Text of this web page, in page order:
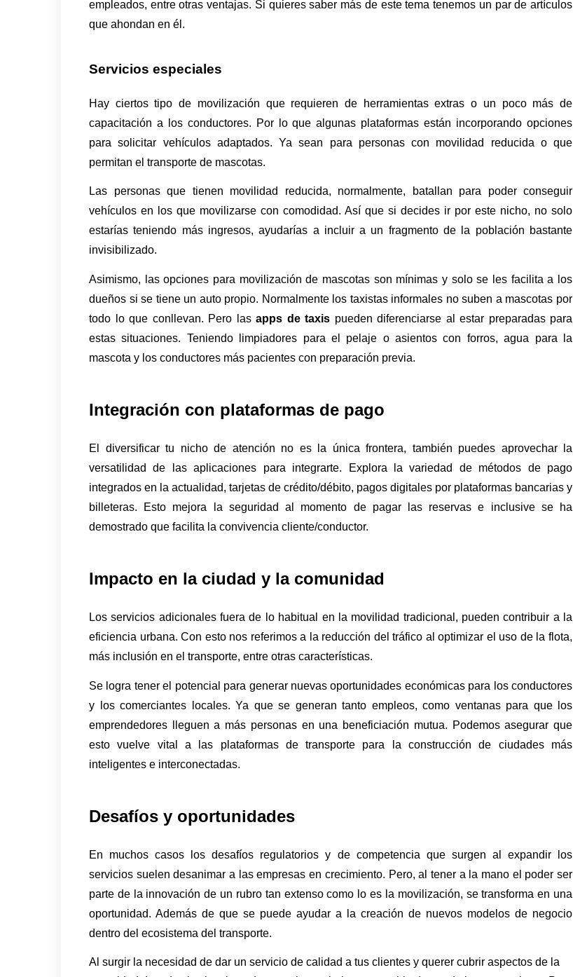
empleados, entre otras ventajas. Si quieres saber más de este tema tenemos un par de artículos
que ahondan en él.
Servicios especiales
Hay ciertos tipo de movilización que requieren de herramientas extras o un poco más de
capacitación a los conductores. Por lo que algunas plataformas están incorporando opciones
para solicitar vehículos adaptados. Ya sean para personas con movilidad reducida o que
permitan el transporte de mascotas.
Las personas que tienen movilidad reducida, normalmente, batallan para poder conseguir
vehículos en los que movilizarse con comodidad. Así que si decides ir por este nicho, no solo
estarías teniendo más ingresos, ayudarías a incluir a un fragmento de la población bastante
invisibilizado.
Asimismo, las opciones para movilización de mascotas son mínimas y solo se les facilita a los
dueños si se tiene un auto propio. Normalmente los taxistas informales no suben a mascotas por
todo lo que conllevan. Pero las apps de taxis pueden diferenciarse al estar preparadas para
estas situaciones. Teniendo limpiadores para el pelaje o asientos con forros, agua para la
mascota y los conductores más pacientes con preparación previa.
Integración con plataformas de pago
El diversificar tu nicho de atención no es la única frontera, también puedes aprovechar la
versatilidad de las aplicaciones para integrarte. Explora la variedad de métodos de pago
integrados en la actualidad, tarjetas de crédito/débito, pagos digitales por plataformas bancarias y
billeteras. Esto mejora la seguridad al momento de pagar las reservas e inclusive se ha
demostrado que facilita la convivencia cliente/conductor.
Impacto en la ciudad y la comunidad
Los servicios adicionales fuera de lo habitual en la movilidad tradicional, pueden contribuir a la
eficiencia urbana. Con esto nos referimos a la reducción del tráfico al optimizar el uso de la flota,
más inclusión en el transporte, entre otras características.
Se logra tener el potencial para generar nuevas oportunidades económicas para los conductores
y los comerciantes locales. Ya que se generan tanto empleos, como ventanas para que los
emprendedores lleguen a más personas en una beneficiación mutua. Podemos asegurar que
esto vuelve vital a las plataformas de transporte para la construcción de ciudades más
inteligentes e interconectadas.
Desafíos y oportunidades
En muchos casos los desafíos regulatorios y de competencia que surgen al expandir los
servicios suelen desanimar a las empresas en crecimiento. Pero, al tener a la mano el poder ser
parte de la innovación de un rubro tan extenso como lo es la movilización, se transforma en una
oportunidad. Además de que se puede ayudar a la creación de nuevos modelos de negocio
dentro del ecosistema del transporte.
Al surgir la necesidad de dar un servicio de calidad a tus clientes y querer cubrir aspectos de la